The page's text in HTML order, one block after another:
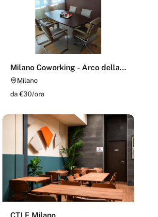
Milano Coworking - Arco della
Pace
Milano
da €30/ora
CTLF Milano